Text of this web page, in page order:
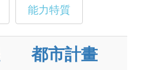
能力特質
都市計畫